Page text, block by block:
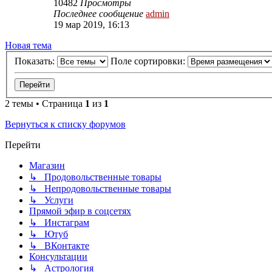
10482 Просмотры
Последнее сообщение admin
19 мар 2019, 16:13
Новая тема
Показать:
Поле сортировки:
2 темы • Страница 1 из 1
Вернуться к списку форумов
Перейти
Магазин
↳ Продовольственные товары
↳ Непродовольственные товары
↳ Услуги
Прямой эфир в соцсетях
↳ Инстаграм
↳ Ютуб
↳ ВКонтакте
Консультации
↳ Астрология